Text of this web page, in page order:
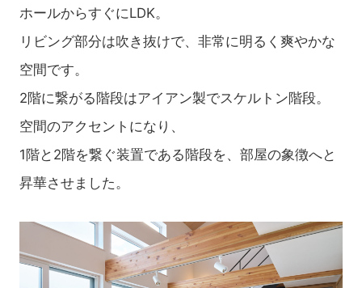
ホールからすぐにLDK。
リビング部分は吹き抜けで、非常に明るく爽やかな
空間です。
2階に繋がる階段はアイアン製でスケルトン階段。
空間のアクセントになり、
1階と2階を繋ぐ装置である階段を、部屋の象徴へと
昇華させました。